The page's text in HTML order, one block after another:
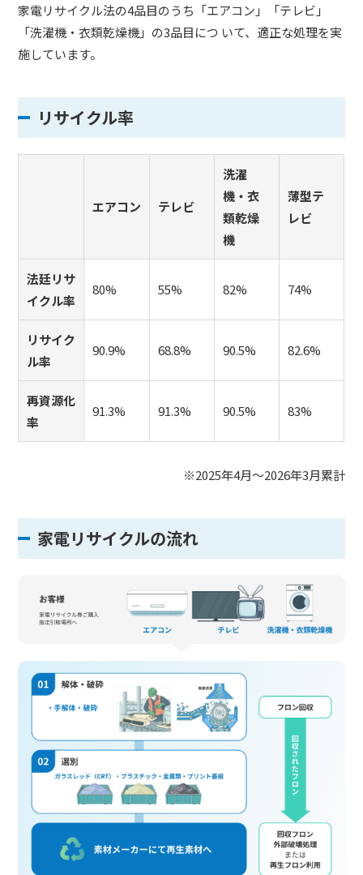
家電リサイクル法の4品目のうち「エアコン」「テレビ」
「洗濯機・衣類乾燥機」の3品目につ いて、適正な処理を実
施しています。
リサイクル率
エアコン テレビ
洗濯
機・衣
類乾燥
機
薄型テ
レビ
法廷リサ
イクル率
80% 55% 82% 74%
リサイク
ル率
90.9% 68.8% 90.5% 82.6%
再資源化
率
91.3% 91.3% 90.5% 83%
※2025年4月〜2026年3月累計
家電リサイクルの流れ